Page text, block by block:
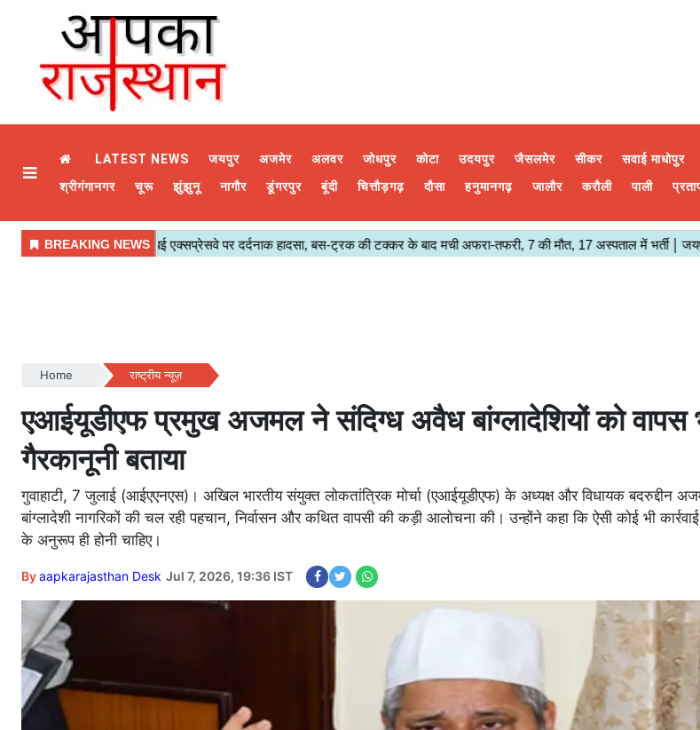
LATEST NEWS जयपुर अजमेर अलवर जोधपुर कोटा उदयपुर जैसलमेर सीकर सवाई माधोपुर
श्रीगंगानगर
चूरू झुंझुनू नागौर डूंगरपुर बूंदी चित्तौड़गढ़ दौसा हनुमानगढ़ जालौर करौली पाली
Home राष्ट्रीय न्यूज़
एआईयूडीएफ प्रमुख अजमल ने संदिग्ध अवैध बांग्लादेशियों को
गैरकानूनी बताया
गुवाहाटी, 7 जुलाई (आईएएनएस)। अखिल भारतीय संयुक्त लोकतांत्रिक मोर्चा (एआईयूडीएफ) के अध्यक्ष और विधायक बदरुद्दीन
बांग्लादेशी नागरिकों की चल रही पहचान, निर्वासन और कथित वापसी की कड़ी आलोचना की। उन्होंने कहा कि ऐसी कोई भी
के अनुरूप ही होनी चाहिए।
Byaapkarajasthan Desk Jul 7, 2026, 19:36 IST